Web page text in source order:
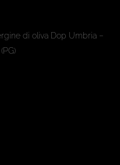
di oliva Dop Umbria –